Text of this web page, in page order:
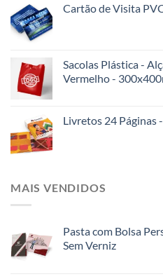
Cartão de Visita
Sacolas Plástica -
Vermelho -
Livretos 24 Páginas
MAIS VENDIDOS
Pasta com Bolsa
Sem Verniz